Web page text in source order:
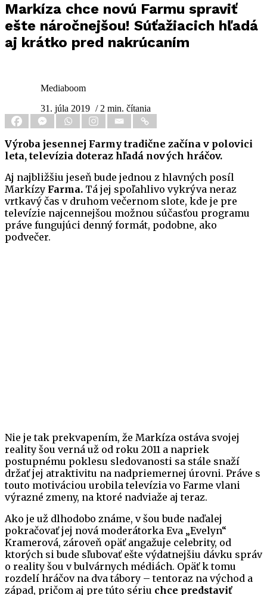
Markíza chce novú Farmu spraviť
ešte náročnejšou! Súťažiacich hľadá
aj krátko pred nakrúcaním
Mediaboom
31. júla 2019 / 2 min. čítania
Výroba jesennej Farmy tradične začína v polovici
leta, televízia doteraz hľadá nových hráčov.
Aj najbližšiu jeseň bude jednou z hlavných posíl
Markízy Farma. Tá jej spoľahlivo vykrýva neraz
vrtkavý čas v druhom večernom slote, kde je pre
televízie najcennejšou možnou súčasťou programu
práve fungujúci denný formát, podobne, ako
podvečer.
Nie je tak prekvapením, že Markíza ostáva svojej
reality šou verná už od roku 2011 a napriek
postupnému poklesu sledovanosti sa stále snaží
držať jej atraktivitu na nadpriemernej úrovni. Práve s
touto motiváciou urobila televízia vo Farme vlani
výrazné zmeny, na ktoré nadviaže aj teraz.
Ako je už dlhodobo známe, v šou bude naďalej
pokračovať jej nová moderátorka Eva „Evelyn“
Kramerová, zároveň opäť angažuje celebrity, od
ktorých si bude sľubovať ešte výdatnejšiu dávku správ
o reality šou v bulvárnych médiách. Opäť k tomu
rozdelí hráčov na dva tábory – tentoraz na východ a
západ, pričom aj pre túto sériu chce predstaviť